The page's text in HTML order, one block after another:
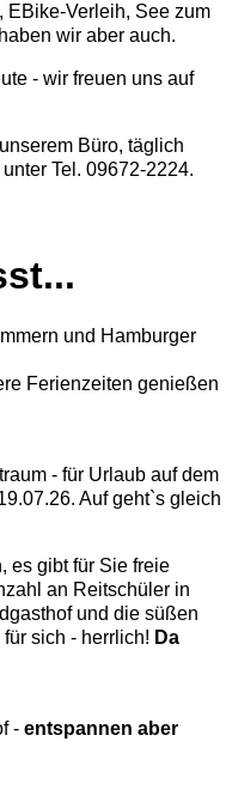
EBike-Verleih, See zum
wir aber auch.
- wir freuen uns auf
Büro, täglich
Tel. 09672-2224.
und Hamburger
Ferienzeiten genießen
- für Urlaub auf dem
Auf geht`s gleich
es gibt für Sie freie
an Reitschüler in
und die süßen
sich - herrlich! Da
- entspannen aber